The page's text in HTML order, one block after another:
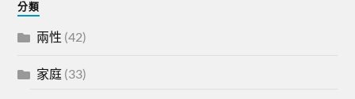
分類
兩性 (42)
家庭 (33)